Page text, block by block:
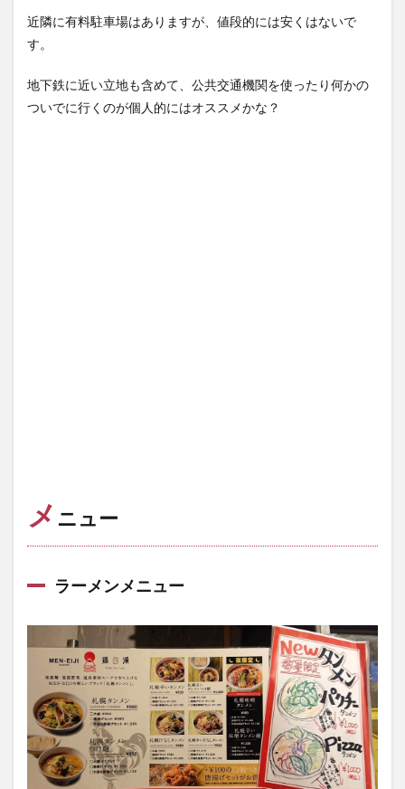
近隣に有料駐車場はありますが、値段的には安くはないで
す。
地下鉄に近い立地も含めて、公共交通機関を使ったり何かの
ついでに行くのが個人的にはオススメかな？
メ ニュー
ラーメンメニュー